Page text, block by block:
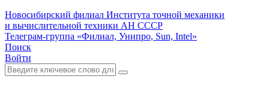
Новосибирский филиал Института точной механики
и вычислительной техники АН СССР
Телеграм-группа «Филиал, Унипро, Sun, Intel»
Поиск
Войти